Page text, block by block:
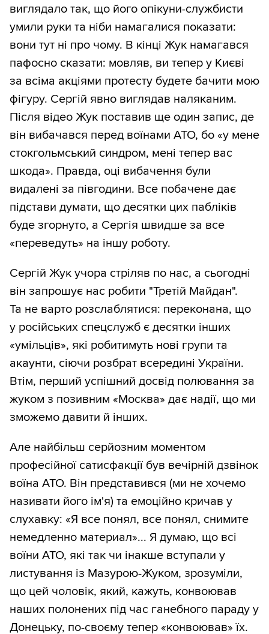
виглядало так, що його опікуни-службисти
умили руки та ніби намагалися показати:
вони тут ні про чому. В кінці Жук намагався
пафосно сказати: мовляв, ви тепер у Києві
за всіма акціями протесту будете бачити мою
фігуру. Сергій явно виглядав наляканим.
Після відео Жук поставив ще один запис, де
він вибачався перед воїнами АТО, бо «у мене
стокгольмський синдром, мені тепер вас
шкода». Правда, оці вибачення були
видалені за півгодини. Все побачене дає
підстави думати, що десятки цих пабліків
буде згорнуто, а Сергія швидше за все
«переведуть» на іншу роботу.
Сергій Жук учора стріляв по нас, а сьогодні
він запрошує нас робити "Третій Майдан".
Та не варто розслаблятися: переконана, що
у російських спецслужб є десятки інших
«умільців», які робитимуть нові групи та
акаунти, сіючи розбрат всередині України.
Втім, перший успішний досвід полювання за
жуком з позивним «Москва» дає надії, що ми
зможемо давити й інших.
Але найбільш серйозним моментом
професійної сатисфакції був вечірній дзвінок
воїна АТО. Він представився (ми не хочемо
називати його ім'я) та емоційно кричав у
слухавку: «Я все понял, все понял, снимите
немедленно материал»... Я думаю, що всі
воїни АТО, які так чи інакше вступали у
листування із Мазурою-Жуком, зрозуміли,
що цей чоловік, який, кажуть, конвоював
наших полонених під час ганебного параду у
Донецьку, по-своєму тепер «конвоював» їх.